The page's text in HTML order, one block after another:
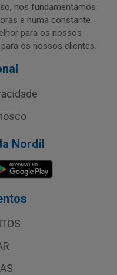
nos fundamentamos
e numa constante
para os nossos
os nossos clientes.
Nordil